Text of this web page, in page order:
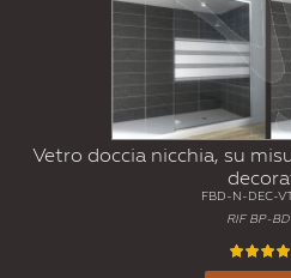
Vetro doccia nicchia, su
FBD-N-DEC-
RIF BP-